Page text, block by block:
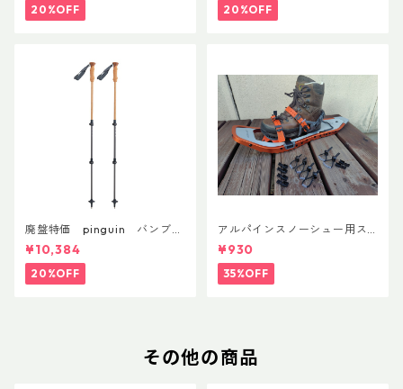
20%OFF 20%OFF
廃盤特価 pinguin バンブー
FLフォーム(ペア)
¥10,384
20%OFF
アルパインスノーシュー用ス
トラップキャッチ(ペア)
¥930
35%OFF
その他の商品